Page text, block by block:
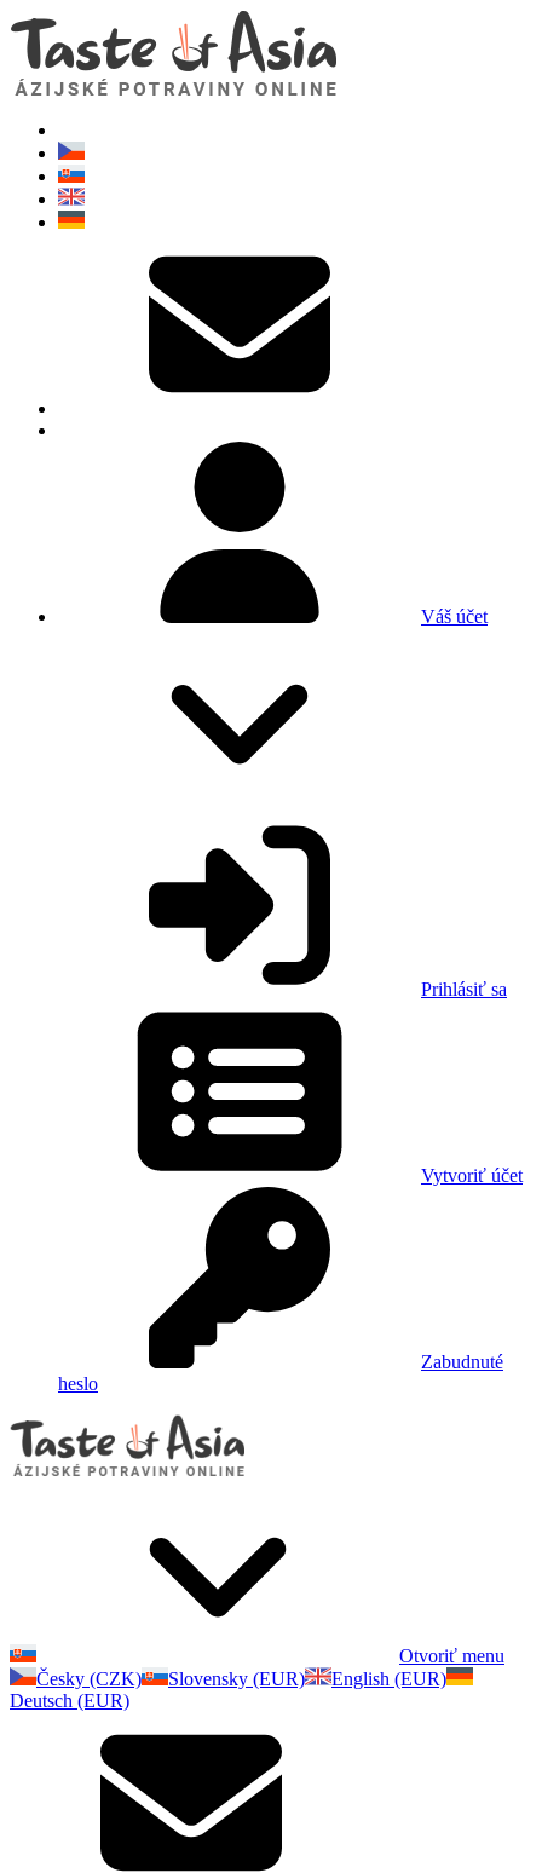
Váš účet
Prihlásiť sa
Vytvoriť účet
Zabudnuté
heslo
Otvoriť menu
Česky (CZK)
Slovensky (EUR)
English (EUR)
Deutsch (EUR)
TasteOfAsia.sk
Neváhajte sa opýtať. Som tu pre vás!